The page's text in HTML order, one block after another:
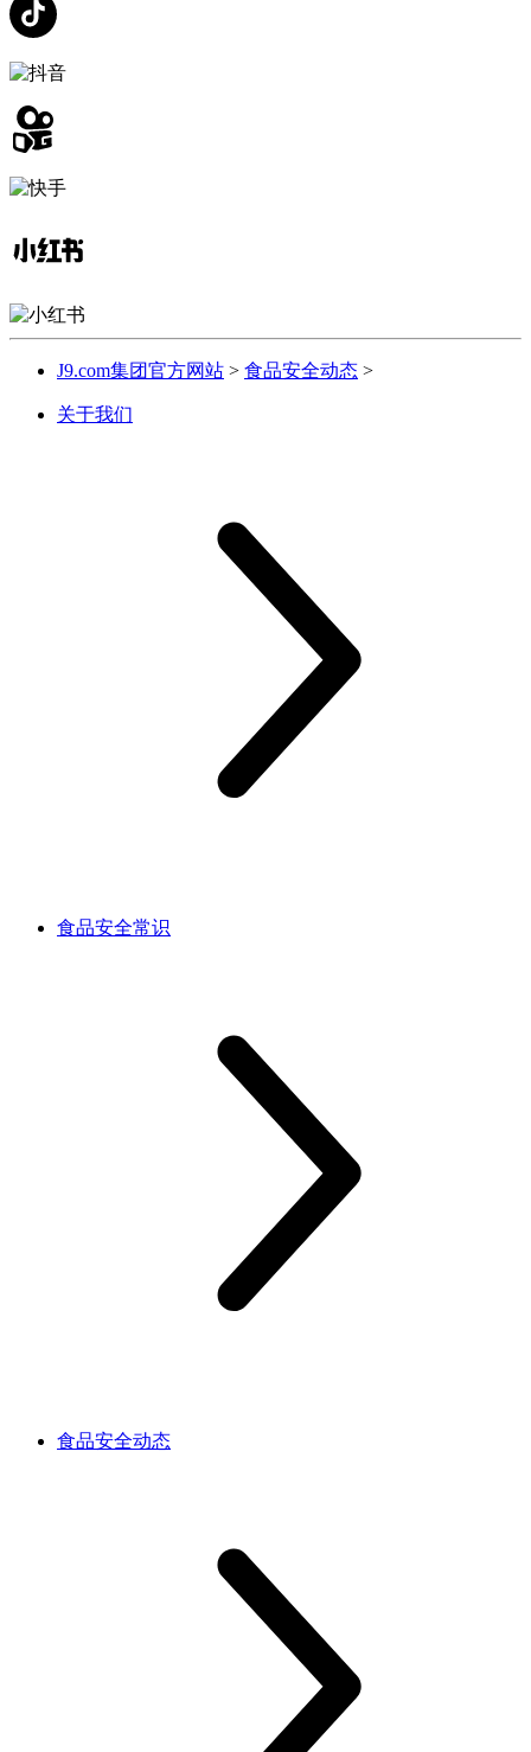
J9.com集团官方网站 > 食品安全动态 >
关于我们
食品安全常识
食品安全动态